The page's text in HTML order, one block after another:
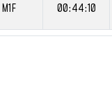
M1F 00:44:10